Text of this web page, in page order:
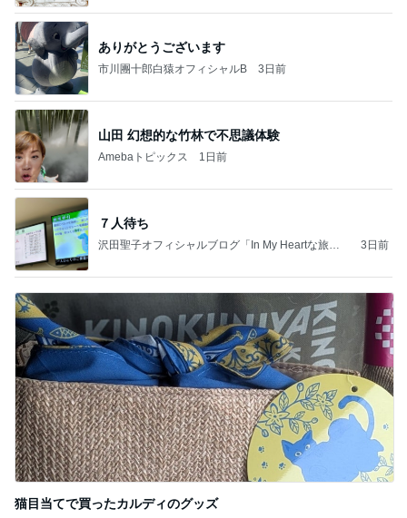
ありがとうございます
市川團十郎白猿オフィシャルB 3日前
山田 幻想的な竹林で不思議体験
Amebaトピックス 1日前
７人待ち
沢田聖子オフィシャルブログ「In My Heartな旅日
3日前
猫目当てで買ったカルディのグッズ